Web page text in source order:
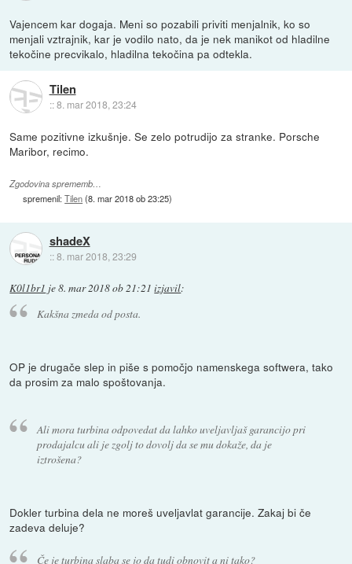
Vajencem kar dogaja. Meni so pozabili priviti menjalnik, ko so
menjali vztrajnik, kar je vodilo nato, da je nek manikot od hladilne
tekočine precvikalo, hladilna tekočina pa odtekla.
Tilen
::8. mar 2018, 23:24
Same pozitivne izkušnje. Se zelo potrudijo za stranke. Porsche
Maribor, recimo.
Zgodovina sprememb…
spremenil:Tilen(8. mar 2018 ob 23:25)
shadeX
::8. mar 2018, 23:29
K0l1br1 je8. mar 2018 ob 21:21 izjavil:
Kakšna zmeda od posta.
OP je drugače slep in piše s pomočjo namenskega softwera, tako
da prosim za malo spoštovanja.
Ali mora turbina odpovedat da lahko uveljavljaš garancijo pri
prodajalcu ali je zgolj to dovolj da se mu dokaže, da je
iztrošena?
Dokler turbina dela ne moreš uveljavlat garancije. Zakaj bi če
zadeva deluje?
Če je turbina slaba se jo da tudi obnovit a ni tako?